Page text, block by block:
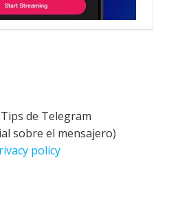
de Telegram
sobre el mensajero)
policy